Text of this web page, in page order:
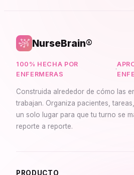
NurseBrain®
100% HECHA POR
ENFERMERAS
·
Construida alrededor de cómo las
trabajan. Organiza pacientes,
un solo lugar para que tu turno se
reporte a reporte.
PRODUCTO